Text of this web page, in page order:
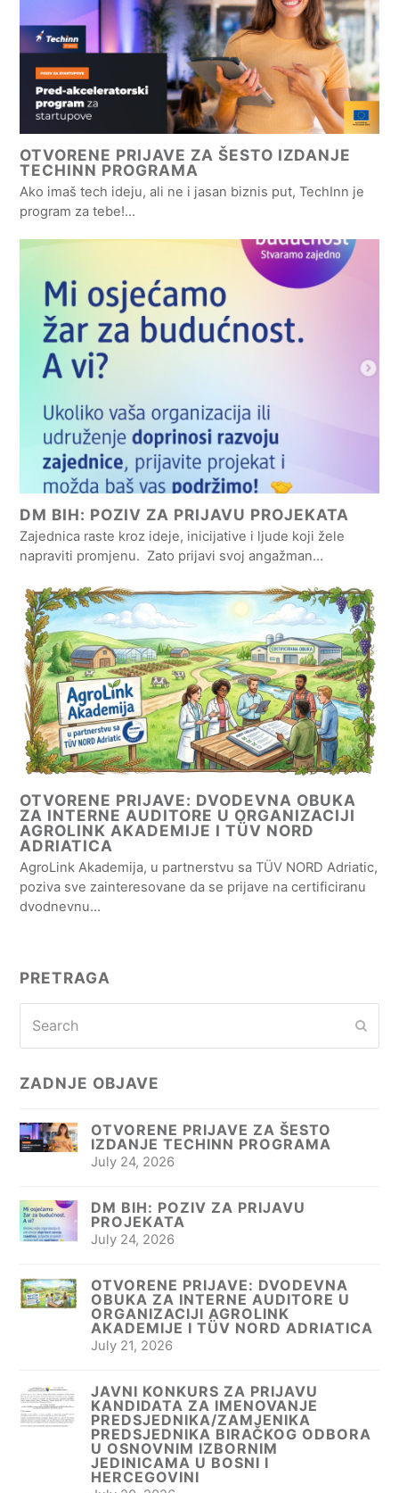
OTVORENE PRIJAVE ZA ŠESTO IZDANJE
TECHINN PROGRAMA
Ako imaš tech ideju, ali ne i jasan biznis put, TechInn je
program za tebe!…
DM BIH: POZIV ZA PRIJAVU PROJEKATA
Zajednica raste kroz ideje, inicijative i ljude koji žele
napraviti promjenu. Zato prijavi svoj angažman…
OTVORENE PRIJAVE: DVODEVNA OBUKA
ZA INTERNE AUDITORE U ORGANIZACIJI
AGROLINK AKADEMIJE I TÜV NORD
ADRIATICA
AgroLink Akademija, u partnerstvu sa TÜV NORD Adriatic,
poziva sve zainteresovane da se prijave na certificiranu
dvodnevnu…
PRETRAGA
ZADNJE OBJAVE
OTVORENE PRIJAVE ZA ŠESTO
IZDANJE TECHINN PROGRAMA
July 24, 2026
DM BIH: POZIV ZA PRIJAVU
PROJEKATA
July 24, 2026
OTVORENE PRIJAVE: DVODEVNA
OBUKA ZA INTERNE AUDITORE U
ORGANIZACIJI AGROLINK
AKADEMIJE I TÜV NORD ADRIATICA
July 21, 2026
JAVNI KONKURS ZA PRIJAVU
KANDIDATA ZA IMENOVANJE
PREDSJEDNIKA/ZAMJENIKA
PREDSJEDNIKA BIRAČKOG ODBORA
U OSNOVNIM IZBORNIM
JEDINICAMA U BOSNI I
HERCEGOVINI